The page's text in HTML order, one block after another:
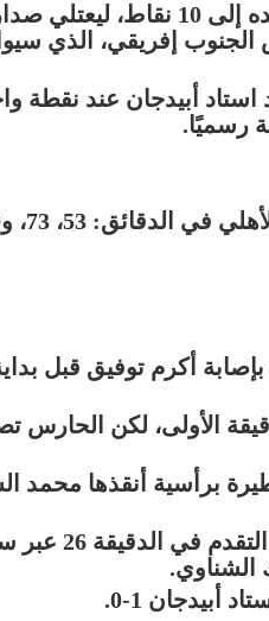
بهذا الفوز، رفع الأهلي رصيده
الجنوب إفريقي، الذي
أبيدجان عند نقطة
رسميًا.
53، 73، و90+4.
أكرم توفيق قبل
الأولى، لكن
برأسية أنقذها محمد
سجل أصحاب
الشناوي.
أبيدجان 1-0.